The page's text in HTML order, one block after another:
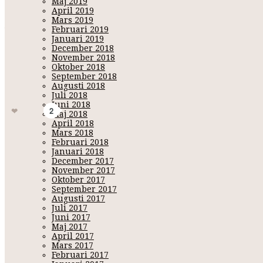
April 2019
Mars 2019
Februari 2019
Januari 2019
December 2018
November 2018
Oktober 2018
September 2018
Augusti 2018
Juli 2018
Juni 2018
Maj 2018
April 2018
Mars 2018
Februari 2018
Januari 2018
December 2017
November 2017
Oktober 2017
September 2017
Augusti 2017
Juli 2017
Juni 2017
Maj 2017
April 2017
Mars 2017
Februari 2017
Dr PawPaw Lip Balm
Kan användas till torra läppar, men också för att skydda huden och
ingrediensen i Dr PawPaw Lip Balm är jäst pawpaw, frukten från
DrPawPaw - Firstaidbeauty - Popband - Swell - Vitamasques - bellapierre - lfbeautybox -
2
1